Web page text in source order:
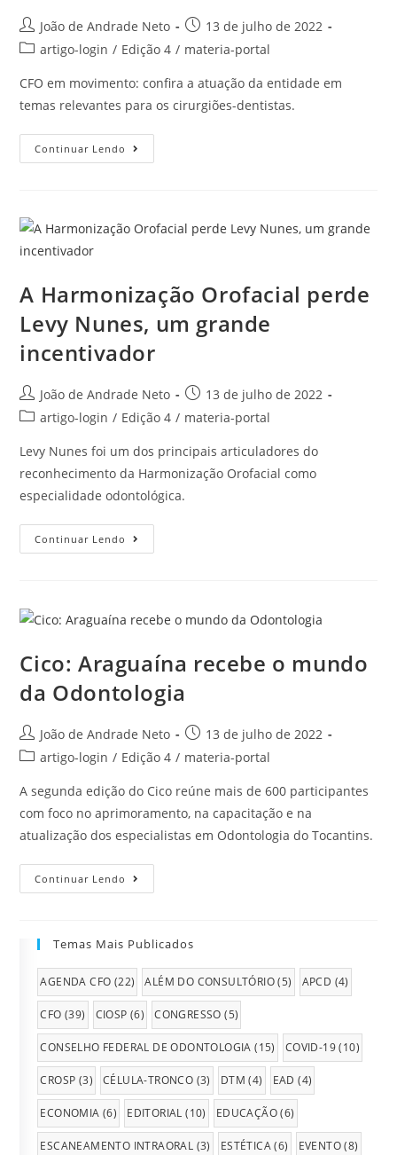
João de Andrade Neto
13 de julho de 2022
artigo-login / Edição 4 / materia-portal
CFO em movimento: confira a atuação da entidade em
temas relevantes para os cirurgiões-dentistas.
Continuar Lendo
A Harmonização Orofacial perde
Levy Nunes, um grande
incentivador
João de Andrade Neto
13 de julho de 2022
artigo-login / Edição 4 / materia-portal
Levy Nunes foi um dos principais articuladores do
reconhecimento da Harmonização Orofacial como
especialidade odontológica.
Continuar Lendo
Cico: Araguaína recebe o mundo
da Odontologia
João de Andrade Neto
13 de julho de 2022
artigo-login / Edição 4 / materia-portal
A segunda edição do Cico reúne mais de 600 participantes
com foco no aprimoramento, na capacitação e na
atualização dos especialistas em Odontologia do Tocantins.
Continuar Lendo
Temas Mais Publicados
AGENDA CFO (22) ALÉM DO CONSULTÓRIO(5) APCD (4)
CFO (39) CIOSP (6) CONGRESSO (5)
CONSELHO FEDERAL DE ODONTOLOGIA (15) COVID-19(10)
CROSP (3) CÉLULA-TRONCO (3) DTM (4) EAD (4)
ECONOMIA (6) EDITORIAL (10) EDUCAÇÃO(6)
ESCANEAMENTO INTRAORAL (3) ESTÉTICA(6) EVENTO(8)